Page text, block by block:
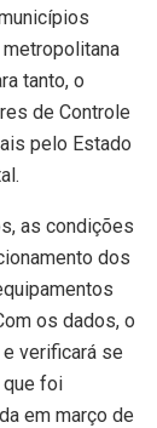
tanto, o
de Controle
pelo Estado
as condições
dos
os dados, o
verificará se
que foi
em março de